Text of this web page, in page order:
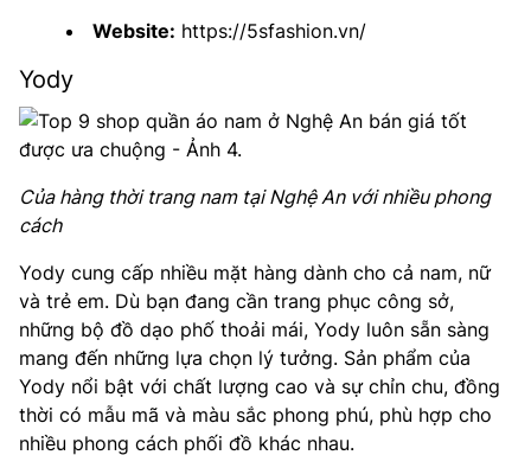
Website: https://5sfashion.vn/
Yody
Của hàng thời trang nam tại Nghệ An với nhiều phong
cách
Yody cung cấp nhiều mặt hàng dành cho cả nam, nữ
và trẻ em. Dù bạn đang cần trang phục công sở,
những bộ đồ dạo phố thoải mái, Yody luôn sẵn sàng
mang đến những lựa chọn lý tưởng. Sản phẩm của
Yody nổi bật với chất lượng cao và sự chỉn chu, đồng
thời có mẫu mã và màu sắc phong phú, phù hợp cho
nhiều phong cách phối đồ khác nhau.